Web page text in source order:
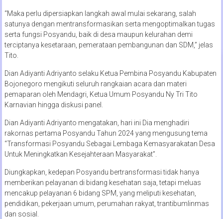
“Maka perlu dipersiapkan langkah awal mulai sekarang, salah
satunya dengan mentransformasikan serta mengoptimalkan tugas
serta fungsi Posyandu, baik di desa maupun kelurahan demi
terciptanya kesetaraan, pemerataan pembangunan dan SDM,” jelas
Tito.
Dian Adiyanti Adriyanto selaku Ketua Pembina Posyandu Kabupaten
Bojonegoro mengikuti seluruh rangkaian acara dan materi
pemaparan oleh Mendagri, Ketua Umum Posyandu Ny Tri Tito
Karnavian hingga diskusi panel.
Dian Adiyanti Adriyanto mengatakan, hari ini Dia menghadiri
rakornas pertama Posyandu Tahun 2024 yang mengusung tema
“Transformasi Posyandu Sebagai Lembaga Kemasyarakatan Desa
Untuk Meningkatkan Kesejahteraan Masyarakat”.
Diungkapkan, kedepan Posyandu bertransformasi tidak hanya
memberikan pelayanan di bidang kesehatan saja, tetapi meluas
mencakup pelayanan 6 bidang SPM, yang meliputi kesehatan,
pendidikan, pekerjaan umum, perumahan rakyat, trantibumlinmas
dan sosial.